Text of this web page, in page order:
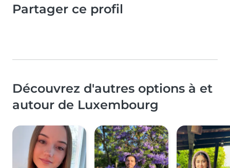
Partager ce profil
Découvrez d'autres options à et
autour de Luxembourg